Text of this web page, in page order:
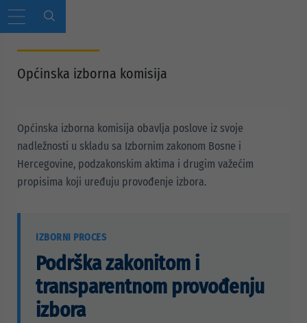
Općinska izborna komisija
Općinska izborna komisija obavlja poslove iz svoje
nadležnosti u skladu sa Izbornim zakonom Bosne i
Hercegovine, podzakonskim aktima i drugim važećim
propisima koji uređuju provođenje izbora.
IZBORNI PROCES
Podrška zakonitom i
transparentnom provođenju
izbora